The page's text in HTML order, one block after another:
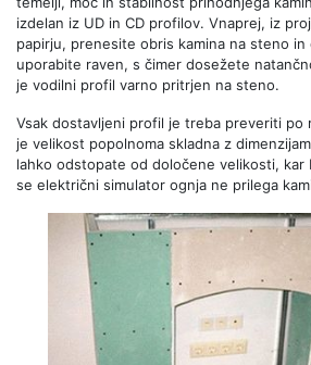
izdelan iz UD in CD profilov. Vnaprej, iz
papirju, prenesite obris kamina na steno
uporabite raven, s čimer dosežete
je vodilni profil varno pritrjen na steno.
Vsak dostavljeni profil je treba preveriti po
je velikost popolnoma skladna z
lahko odstopate od določene velikosti,
se električni simulator ognja ne prilega